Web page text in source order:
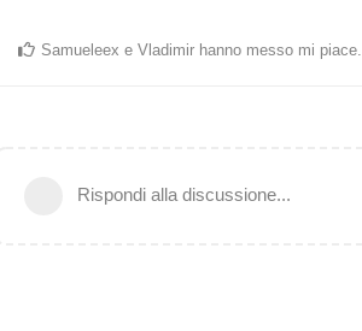
Samueleex e Vladimir hanno messo mi piace.
Rispondi alla discussione...